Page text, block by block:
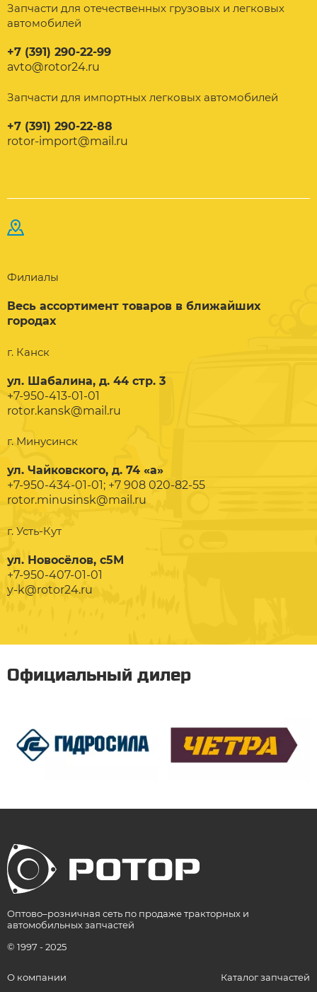
Запчасти для отечественных грузовых и легковых
автомобилей
+7 (391) 290-22-99
avto@rotor24.ru
Запчасти для импортных легковых автомобилей
+7 (391) 290-22-88
rotor-import@mail.ru
Филиалы
Весь ассортимент товаров в ближайших
городах
г. Канск
ул. Шабалина, д. 44 стр. 3
+7-950-413-01-01
rotor.kansk@mail.ru
г. Минусинск
ул. Чайковского, д. 74 «а»
+7-950-434-01-01; +7 908 020-82-55
rotor.minusinsk@mail.ru
г. Усть-Кут
ул. Новосёлов, с5М
+7-950-407-01-01
y-k@rotor24.ru
Официальный дилер
Оптово–розничная сеть по продаже тракторных и
автомобильных запчастей
© 1997 - 2025
О компании Каталог запчастей